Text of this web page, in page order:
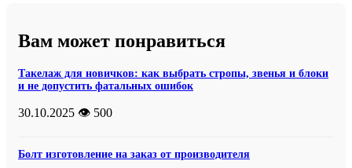
Вам может понравиться
Такелаж для новичков: как выбрать стропы, звенья и блоки
и не допустить фатальных ошибок
30.10.2025 👁️ 500
Болт изготовление на заказ от производителя